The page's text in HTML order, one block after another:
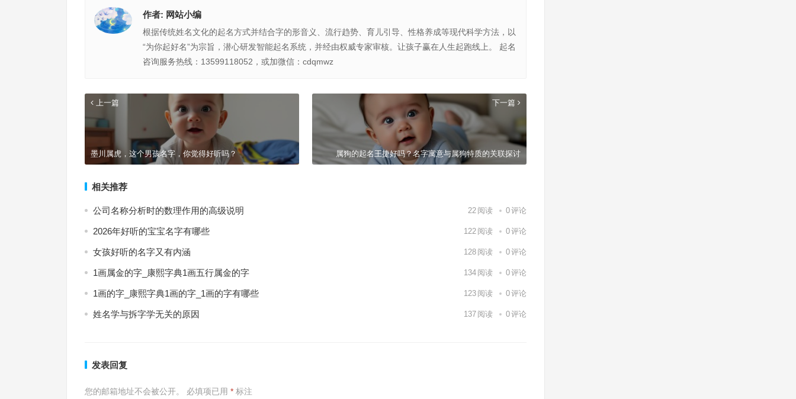
作者: 网站小编
根据传统姓名文化的起名方式并结合字的形音义、流行趋势、育儿引导、性格养成等现代科学方法，以
“为你起好名”为宗旨，潜心研发智能起名系统，并经由权威专家审核。让孩子赢在人生起跑线上。 起名
咨询服务热线：13599118052，或加微信：cdqmwz
上一篇
墨川属虎，这个男孩名字，你觉得好听吗？
下一篇
属狗的起名王捷好吗？名字寓意与属狗特质的关联探讨
相关推荐
公司名称分析时的数理作用的高级说明 22 阅读 0评论
2026年好听的宝宝名字有哪些 122 阅读 0评论
女孩好听的名字又有内涵 128 阅读 0评论
1画属金的字_康熙字典1画五行属金的字 134 阅读 0评论
1画的字_康熙字典1画的字_1画的字有哪些 123 阅读 0评论
姓名学与拆字学无关的原因 137 阅读 0评论
发表回复
您的邮箱地址不会被公开。 必填项已用 * 标注